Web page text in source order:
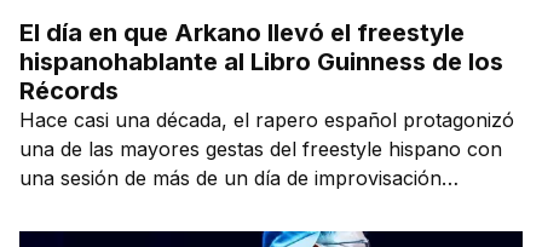
El día en que Arkano llevó el freestyle
hispanohablante al Libro Guinness de los
Récords
Hace casi una década, el rapero español protagonizó
una de las mayores gestas del freestyle hispano con
una sesión de más de un día de improvisación